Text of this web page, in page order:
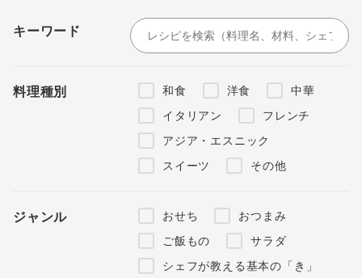
キーワード
料理種別 和食 洋食
中華
イタリアン
フレンチ
アジア・エスニック
スイーツ
その他
ジャンル おせち
おつまみ
ご飯もの
サラダ
シェフが教える基本の「き」